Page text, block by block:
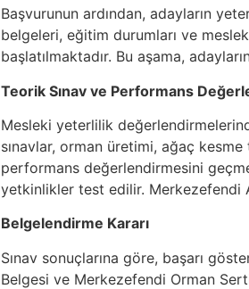
Başvurunun ardından, adayların
belgeleri, eğitim durumları ve
başlatılmaktadır. Bu aşama,
Teorik Sınav ve Performans
Mesleki yeterlilik
sınavlar, orman üretimi, ağaç
performans değerlendirmesini
yetkinlikler test edilir. Merkezefendi
Belgelendirme Kararı
Sınav sonuçlarına göre, başarı
Belgesi ve Merkezefendi Orman